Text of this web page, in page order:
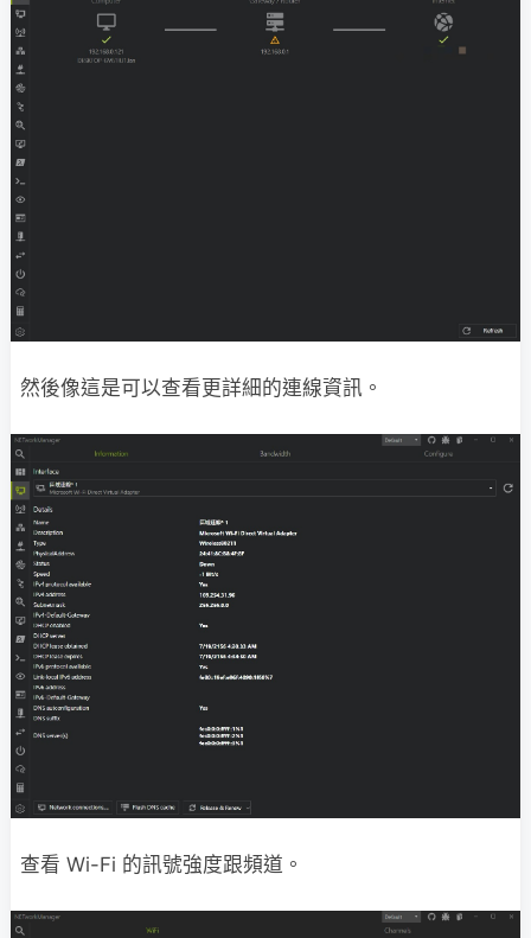
然後像這是可以查看更詳細的連線資訊。
查看 Wi-Fi 的訊號強度跟頻道。